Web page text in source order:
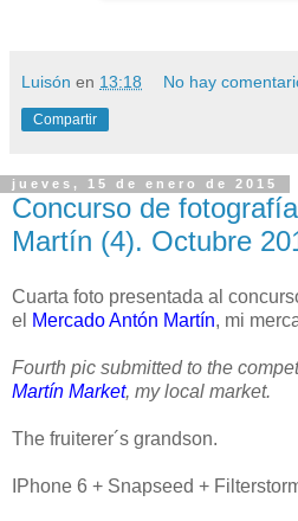
Luisón en 13:18 No hay
Compartir
jueves, 15 de enero de 2015
Concurso de
Martín (4). Octubre
Cuarta foto presentada al
el Mercado Antón Martín, mi
Fourth pic submitted to the
Martín Market, my local market.
The fruiterer´s grandson.
IPhone 6 + Snapseed +